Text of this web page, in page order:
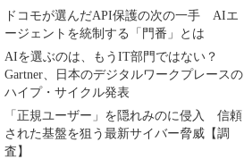
ドコモが選んだAPI保護の次の一手 AIエ
ージェントを統制する「門番」とは
AIを選ぶのは、もうIT部門ではない？
Gartner、日本のデジタルワークプレースの
ハイプ・サイクル発表
「正規ユーザー」を隠れみのに侵入 信頼
された基盤を狙う最新サイバー脅威【調
査】